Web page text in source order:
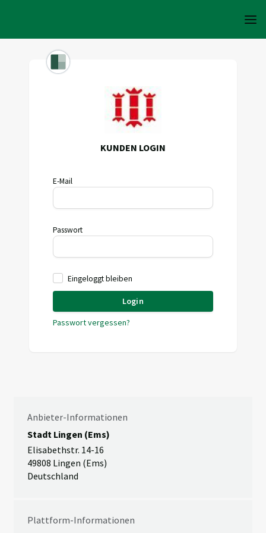
KUNDEN LOGIN
E-Mail
Passwort
Eingeloggt bleiben
Login
Passwort vergessen?
Anbieter-Informationen
Stadt Lingen (Ems)
Elisabethstr. 14-16
49808 Lingen (Ems)
Deutschland
Plattform-Informationen